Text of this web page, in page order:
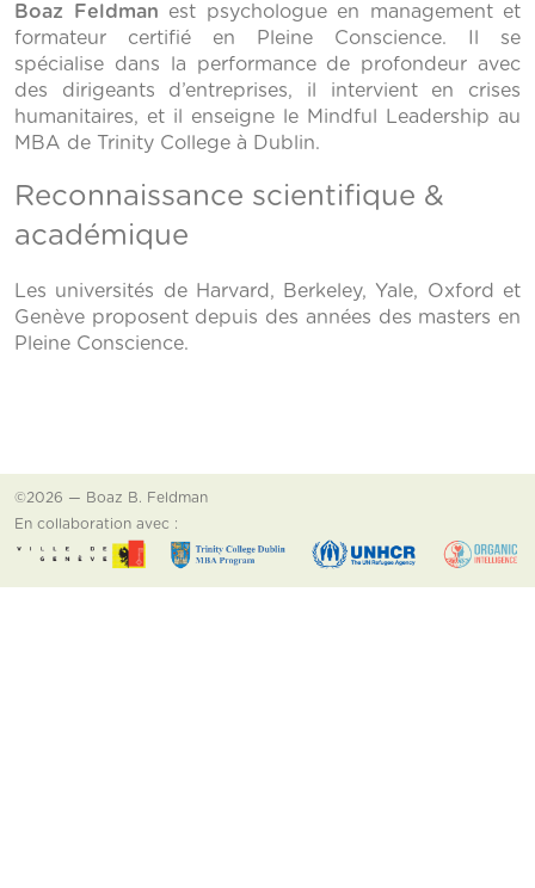
Boaz Feldman est psychologue en management et
formateur certifié en Pleine Conscience. Il se
spécialise dans la performance de profondeur avec
des dirigeants d’entreprises, il intervient en crises
humanitaires, et il enseigne le Mindful Leadership au
MBA de Trinity College à Dublin.
Reconnaissance scientifique &
académique
Les universités de Harvard, Berkeley, Yale, Oxford et
Genève proposent depuis des années des masters en
Pleine Conscience.
©2026 — Boaz B. Feldman
En collaboration avec :